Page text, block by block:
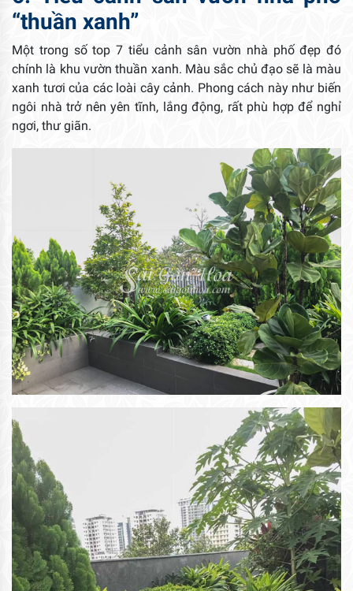
“thuần xanh”
Một trong số top 7 tiểu cảnh sân vườn nhà phố đẹp đó
chính là khu vườn thuần xanh. Màu sắc chủ đạo sẽ là màu
xanh tươi của các loài cây cảnh. Phong cách này như biến
ngôi nhà trở nên yên tĩnh, lắng động, rất phù hợp để nghỉ
ngơi, thư giãn.